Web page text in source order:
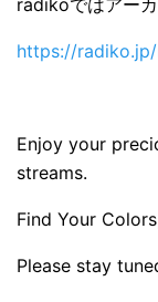
radikoではアー
https://
Enjoy your
streams.
Find Your
Please stay